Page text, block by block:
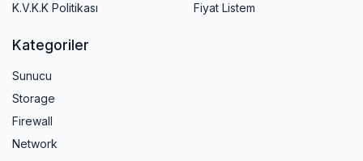
K.V.K.K Politikası
Fiyat Listem
Kategoriler
Sunucu
Storage
Firewall
Network